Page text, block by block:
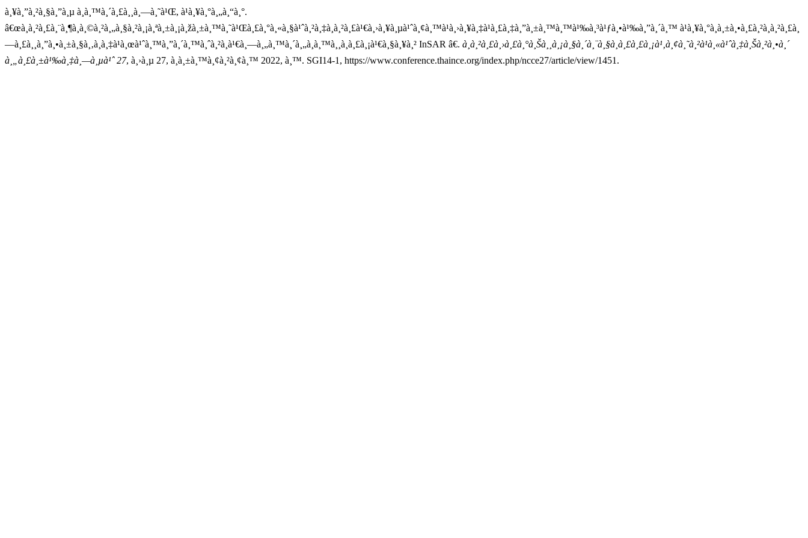
à¸¥à¸”à¸²à¸§à¸”à¸µ à¸­à¸™à¸´à¸£à¸¸à¸—à¸˜à¹Œ, à¹à¸¥à¸°à¸„à¸“à¸°.
â€œà¸à¸²à¸£à¸¨à¸¶à¸à¸©à¸²à¸„à¸§à¸²à¸¡à¸ªà¸±à¸¡à¸žà¸±à¸™à¸˜à¹Œà¸£à¸°à¸«à¸§à¹ˆà¸²à¸‡à¸à¸²à¸£à¹€à¸›à¸¥à¸µà¹ˆà¸¢à¸™à¹à¸›à¸¥à¸‡à¹à¸£à¸‡à¸”à¸±à¸™à¸™à¹‰à¸³à¹ƒà¸•à¹‰à¸”à¸´à¸™ à¹à¸¥à¸°à¸­à¸±à¸•à¸£à¸²à¸à¸²à¸£à¸
—à¸£à¸¸à¸”à¸•à¸±à¸§à¸‚à¸­à¸‡à¹à¸œà¹ˆà¸™à¸”à¸´à¸™à¸ˆà¸²à¸à¹€à¸—à¸„à¸™à¸´à¸„à¸­à¸™à¸¸à¸à¸£à¸¡à¹€à¸§à¸¥à¸² InSAR â€. à¸à¸²à¸£à¸›à¸£à¸°à¸Šà¸¸à¸¡à¸§à¸´à¸¨à¸§à¸à¸£à¸£à¸¡à¹‚à¸¢à¸˜à¸²à¹à¸«à¹ˆà¸‡à¸Šà¸²à¸•à¸´
à¸„à¸£à¸±à¹‰à¸‡à¸—à¸µà¹ˆ 27, à¸›à¸µ 27, à¸à¸±à¸™à¸¢à¸²à¸¢à¸™ 2022, à¸™. SGI14-1, https://www.conference.thaince.org/index.php/ncce27/article/view/1451.